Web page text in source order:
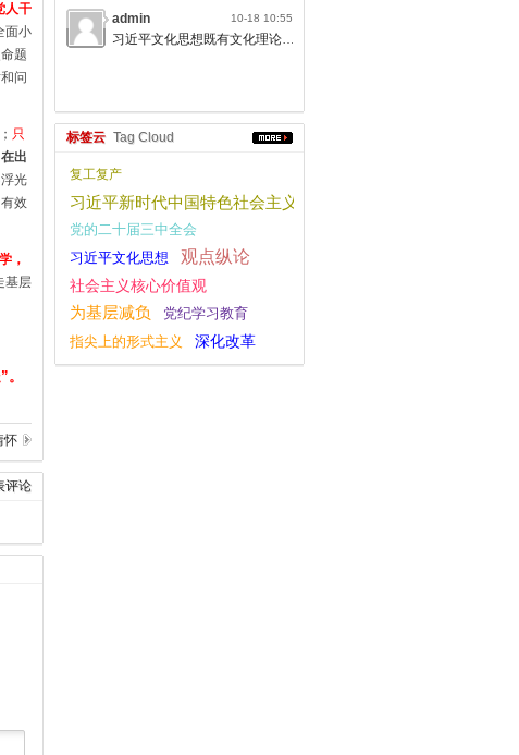
人干
面小
题
问
只
在出
光
效
，
基层
怀
评论
admin
10-18 10:55
习近平文化思想既有文化理论观点上的创新和突破，又有文化工作布局上的部署要求，标志着我们党对中国特色社会主义文化建设规律的认识达到了新高度，表明我们党的历史自信、文化自信达到了新高度。
标签云 Tag Cloud
复工复产
习近平新时代中国特色社会主义思想
党的二十届三中全会
习近平文化思想
观点纵论
社会主义核心价值观
为基层减负
党纪学习教育
指尖上的形式主义
深化改革
一带一路